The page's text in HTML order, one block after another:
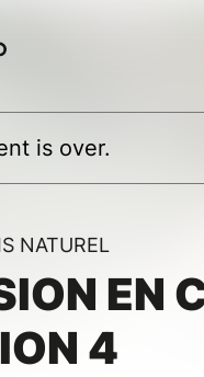
is over.
NATUREL
EN
4